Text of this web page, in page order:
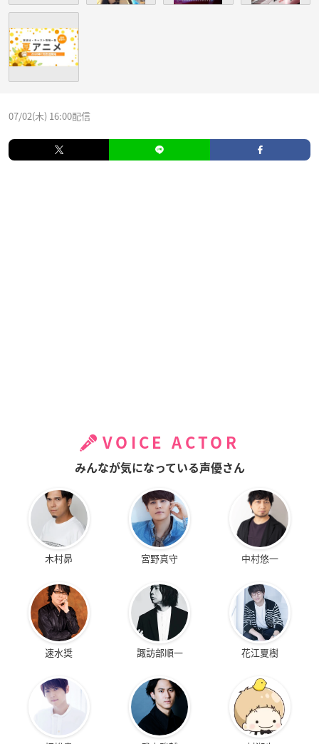
07/02(木) 16:00配信
VOICE ACTOR
みんなが気になっている声優さん
木村昴 宮野真守 中村悠一
速水奨 諏訪部順一 花江夏樹